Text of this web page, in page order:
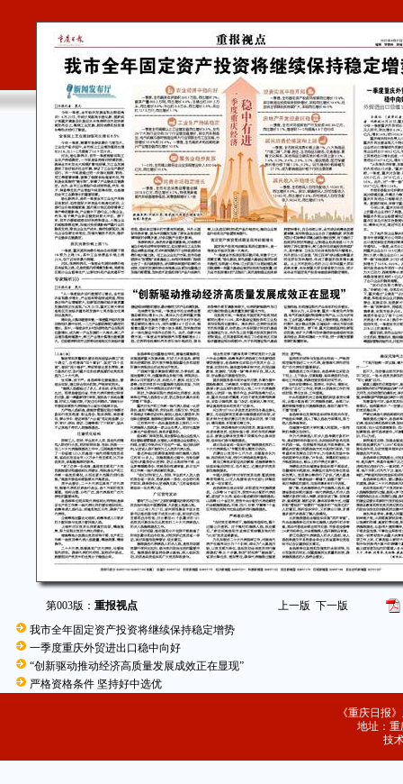
第003版：重报视点 上一版 下一版
我市全年固定资产投资将继续保持稳定增势
一季度重庆外贸进出口稳中向好
“创新驱动推动经济高质量发展成效正在显现”
严格资格条件 坚持好中选优
《重庆日报
地址：重
技